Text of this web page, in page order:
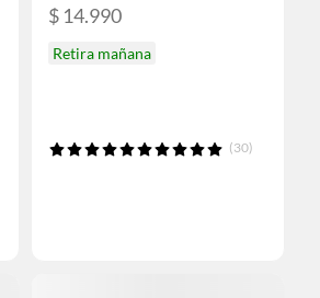
$ 14.990
Retira mañana
(30)